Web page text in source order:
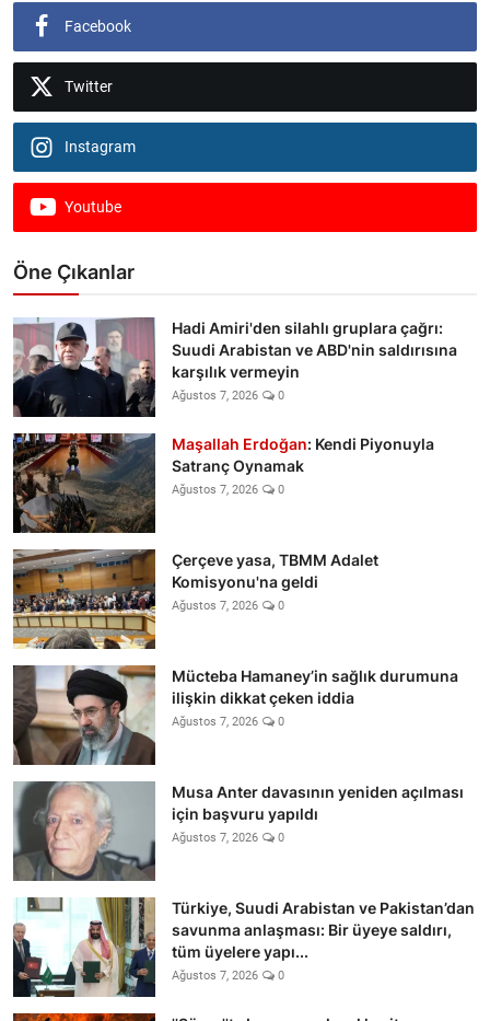
Facebook
Twitter
Instagram
Youtube
Öne Çıkanlar
Hadi Amiri'den silahlı gruplara çağrı:
Suudi Arabistan ve ABD'nin saldırısına
karşılık vermeyin
Ağustos 7, 2026 0
Maşallah Erdoğan: Kendi Piyonuyla
Satranç Oynamak
Ağustos 7, 2026 0
Çerçeve yasa, TBMM Adalet
Komisyonu'na geldi
Ağustos 7, 2026 0
Mücteba Hamaney’in sağlık durumuna
ilişkin dikkat çeken iddia
Ağustos 7, 2026 0
Musa Anter davasının yeniden açılması
için başvuru yapıldı
Ağustos 7, 2026 0
Türkiye, Suudi Arabistan ve Pakistan’dan
savunma anlaşması: Bir üyeye saldırı,
tüm üyelere yapı...
Ağustos 7, 2026 0